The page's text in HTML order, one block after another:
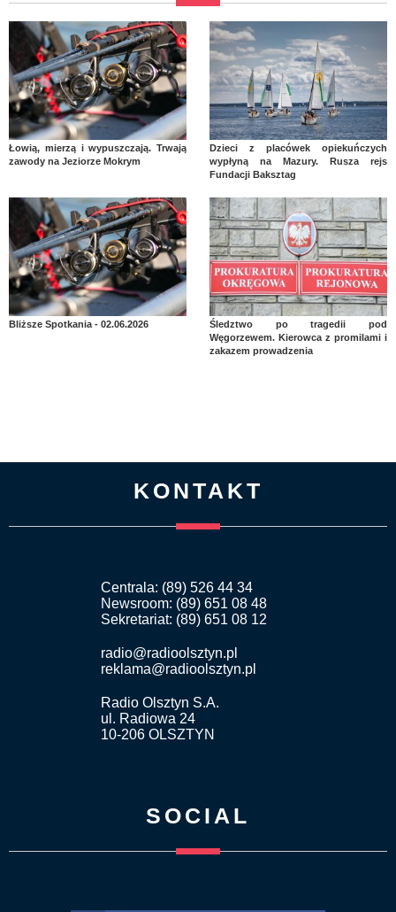
Łowią, mierzą i wypuszczają. Trwają
zawody na Jeziorze Mokrym
Dzieci z placówek opiekuńczych
wypłyną na Mazury. Rusza rejs
Fundacji Baksztag
Bliższe Spotkania - 02.06.2026
Śledztwo po tragedii pod
Węgorzewem. Kierowca z promilami i
zakazem prowadzenia
KONTAKT
Centrala: (89) 526 44 34
Newsroom: (89) 651 08 48
Sekretariat: (89) 651 08 12
radio@radioolsztyn.pl
reklama@radioolsztyn.pl
Radio Olsztyn S.A.
ul. Radiowa 24
10-206 OLSZTYN
SOCIAL